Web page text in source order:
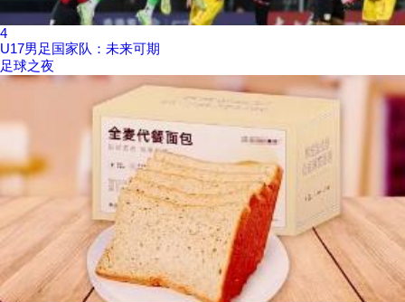
4
U17男足国家队：未来可期
足球之夜